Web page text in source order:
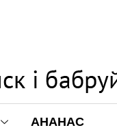
АНАНАС